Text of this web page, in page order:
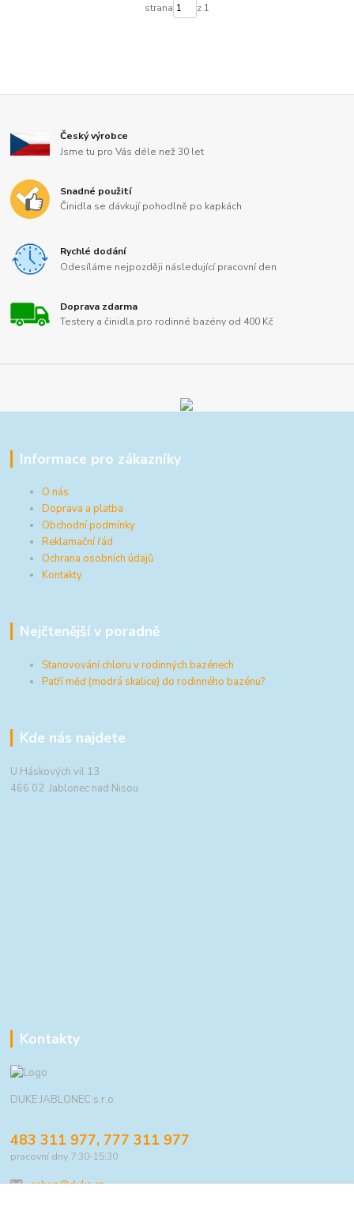
strana z 1
Český výrobce
Jsme tu pro Vás déle než 30 let
Snadné použití
Činidla se dávkují pohodlně po kapkách
Rychlé dodání
Odesíláme nejpozději následující pracovní den
Doprava zdarma
Testery a činidla pro rodinné bazény od 400 Kč
Informace pro zákazníky
O nás
Doprava a platba
Obchodní podmínky
Reklamační řád
Ochrana osobních údajů
Kontakty
Nejčtenější v poradně
Stanovování chloru v rodinných bazénech
Patří měď (modrá skalice) do rodinného bazénu?
Kde nás najdete
U Háskových vil 13
466 02 Jablonec nad Nisou
Kontakty
DUKE JABLONEC s.r.o.
483 311 977, 777 311 977
pracovní dny 7:30-15:30
eshop@duke.cz